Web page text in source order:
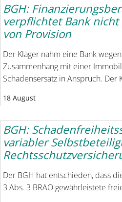
BGH:
verpflichtet Bank
von Provision
Der Kläger nahm eine Bank
Zusammenhang mit einer
Schadensersatz in Anspruch. Der
18 August
BGH:
variabler
Der BGH hat entschieden, dass
3 Abs. 3 BRAO gewährleistete